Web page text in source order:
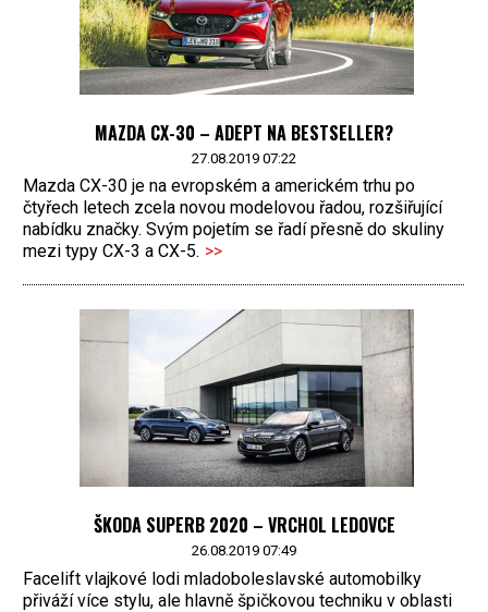
MAZDA CX-30 – ADEPT NA BESTSELLER?
27.08.2019 07:22
Mazda CX-30 je na evropském a americkém trhu po
čtyřech letech zcela novou modelovou řadou, rozšiřující
nabídku značky. Svým pojetím se řadí přesně do skuliny
mezi typy CX-3 a CX-5. >>
ŠKODA SUPERB 2020 – VRCHOL LEDOVCE
26.08.2019 07:49
Facelift vlajkové lodi mladoboleslavské automobilky
přiváží více stylu, ale hlavně špičkovou techniku v oblasti